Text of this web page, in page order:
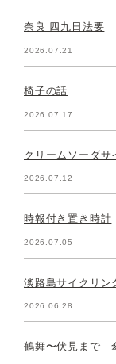
奈良 四九日法要
2026.07.21
椅子の話
2026.07.17
クリームソーダサ
2026.07.12
時報付き置き時計
2026.07.05
淡路島サイクリン
2026.06.28
鶴舞〜伏見まで